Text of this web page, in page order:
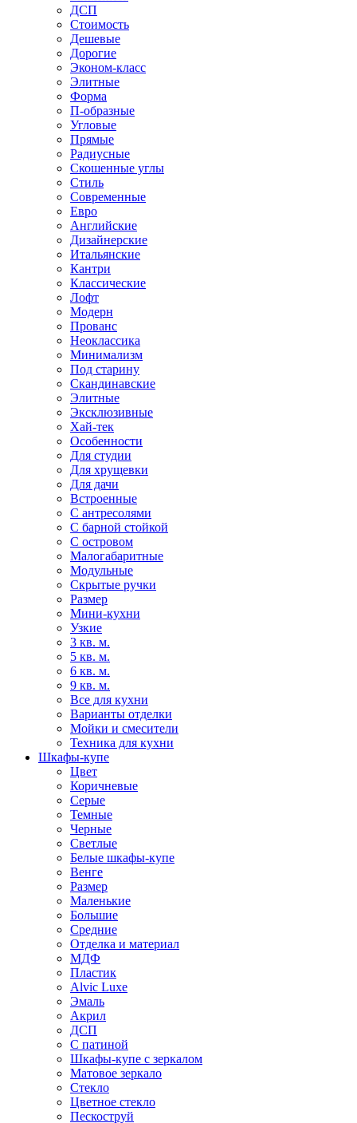
ДСП
Стоимость
Дешевые
Дорогие
Эконом-класс
Элитные
Форма
П-образные
Угловые
Прямые
Радиусные
Скошенные углы
Стиль
Современные
Евро
Английские
Дизайнерские
Итальянские
Кантри
Классические
Лофт
Модерн
Прованс
Неоклассика
Минимализм
Под старину
Скандинавские
Элитные
Эксклюзивные
Хай-тек
Особенности
Для студии
Для хрущевки
Для дачи
Встроенные
С антресолями
С барной стойкой
С островом
Малогабаритные
Модульные
Скрытые ручки
Размер
Мини-кухни
Узкие
3 кв. м.
5 кв. м.
6 кв. м.
9 кв. м.
Все для кухни
Варианты отделки
Мойки и смесители
Техника для кухни
Шкафы-купе
Цвет
Коричневые
Серые
Темные
Черные
Светлые
Белые шкафы-купе
Венге
Размер
Маленькие
Большие
Средние
Отделка и материал
МДФ
Пластик
Alvic Luxe
Эмаль
Акрил
ДСП
С патиной
Шкафы-купе с зеркалом
Матовое зеркало
Стекло
Цветное стекло
Пескоструй